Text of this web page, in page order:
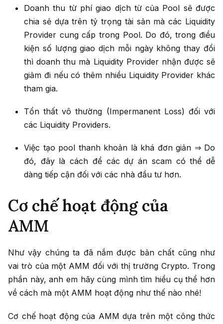
Doanh thu từ phí giao dịch từ của Pool sẽ được
chia sẻ dựa trên tỷ trọng tài sản mà các Liquidity
Provider cung cấp trong Pool. Do đó, trong điều
kiện số lượng giao dịch mỗi ngày không thay đổi
thì doanh thu mà Liquidity Provider nhận được sẽ
giảm đi nếu có thêm nhiều Liquidity Provider khác
tham gia.
Tổn thất vô thường (Impermanent Loss) đối với
các Liquidity Providers.
Việc tạo pool thanh khoản là khá đơn giản ⇒ Do
đó, đây là cách để các dự án scam có thể dễ
dàng tiếp cận đối với các nhà đầu tư hơn.
Cơ chế hoạt động của
AMM
Như vậy chúng ta đã nắm được bản chất cũng như
vai trò của một AMM đối với thị trường Crypto. Trong
phần này, anh em hãy cùng mình tìm hiểu cụ thể hơn
về cách mà một AMM hoạt động như thế nào nhé!
Cơ chế hoạt động của AMM dựa trên một công thức